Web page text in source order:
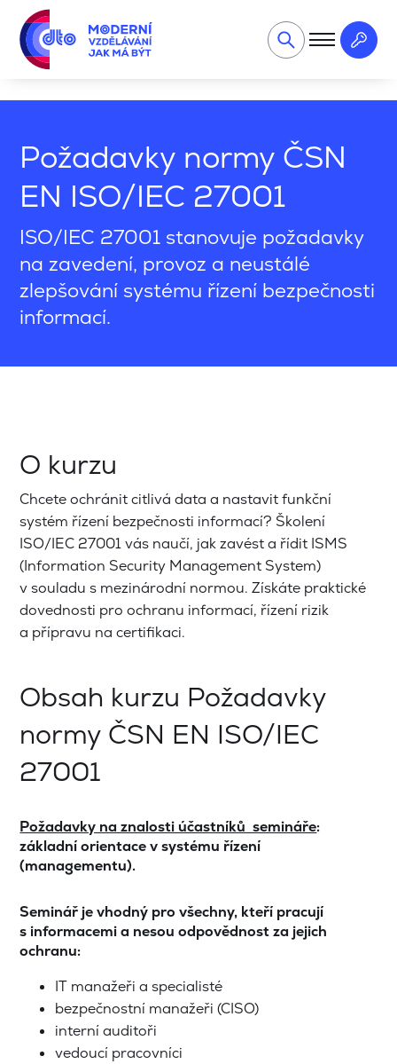
Požadavky normy ČSN
EN ISO/IEC 27001
ISO/IEC 27001 stanovuje požadavky
na zavedení, provoz a neustálé
zlepšování systému řízení bezpečnosti
informací.
O kurzu
Chcete ochránit citlivá data a nastavit funkční
systém řízení bezpečnosti informací? Školení
ISO/IEC 27001 vás naučí, jak zavést a řídit ISMS
(Information Security Management System)
v souladu s mezinárodní normou. Získáte praktické
dovednosti pro ochranu informací, řízení rizik
a přípravu na certifikaci.
Obsah kurzu Požadavky
normy ČSN EN ISO/IEC
27001
Požadavky na znalosti účastníků semináře:
základní orientace v systému řízení
(managementu).
Seminář je vhodný pro všechny, kteří pracují
s informacemi a nesou odpovědnost za jejich
ochranu:
IT manažeři a specialisté
bezpečnostní manažeři (CISO)
interní auditoři
vedoucí pracovníci